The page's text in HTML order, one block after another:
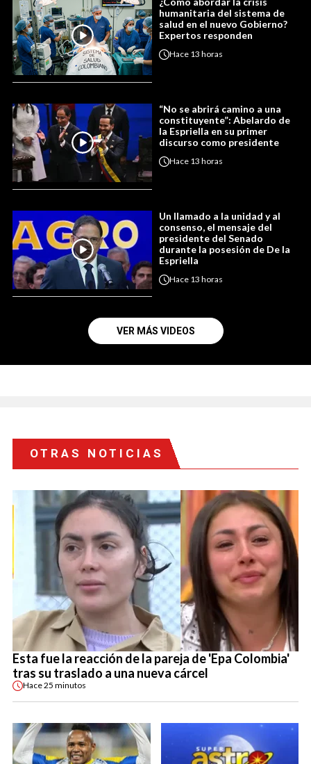
humanitaria del sistema de
salud en el nuevo Gobierno?
Expertos responden
Hace 13 horas
“No se abrirá camino a una
constituyente”: Abelardo de
la Espriella en su primer
discurso como presidente
Hace 13 horas
Un llamado a la unidad y al
consenso, el mensaje del
presidente del Senado
durante la posesión de De la
Espriella
Hace 13 horas
VER MÁS VIDEOS
OTRAS NOTICIAS
Esta fue la reacción de la pareja de 'Epa Colombia'
tras su traslado a una nueva cárcel
Hace25 minutos